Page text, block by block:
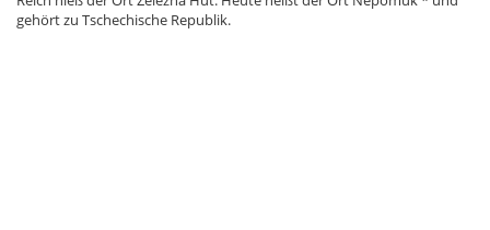
gehört zu Tschechische Republik.